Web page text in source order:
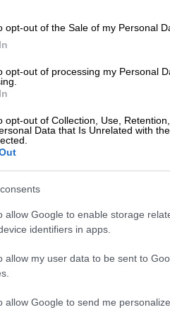
opt-out of the Sale of my Personal
opt-out of processing my Personal
opt-out of Collection, Use,
Data that Is Unrelated with
allow Google to enable storage
identifiers in apps.
allow my user data to be sent to
allow Google to send me
κάθε χρόνο στην
κατοίκους να
το
, την ώρα που
του,